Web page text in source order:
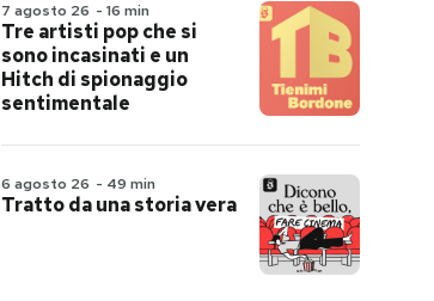
7 agosto 26 - 16 min
Tre artisti pop che si
sono incasinati e un
Hitch di spionaggio
sentimentale
6 agosto 26 - 49 min
Tratto da una storia vera